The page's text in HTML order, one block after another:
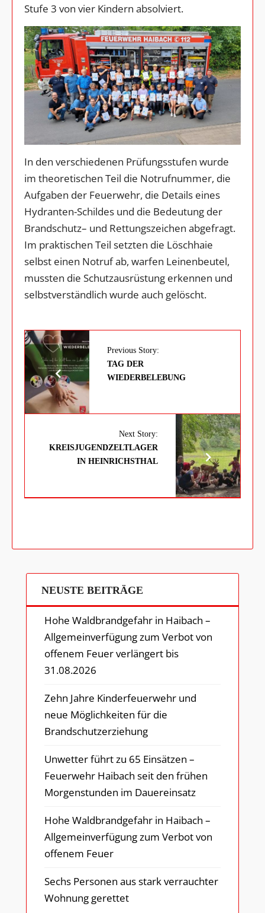
Stufe 3 von vier Kindern absolviert.
In den verschiedenen Prüfungsstufen wurde
im theoretischen Teil die Notrufnummer, die
Aufgaben der Feuerwehr, die Details eines
Hydranten-Schildes und die Bedeutung der
Brandschutz– und Rettungszeichen abgefragt.
Im praktischen Teil setzten die Löschhaie
selbst einen Notruf ab, warfen Leinenbeutel,
mussten die Schutzausrüstung erkennen und
selbstverständlich wurde auch gelöscht.
Previous Story:
TAG DER
WIEDERBELEBUNG
Next Story:
KREISJUGENDZELTLAGER
IN HEINRICHSTHAL
NEUSTE BEITRÄGE
Hohe Waldbrandgefahr in Haibach –
Allgemeinverfügung zum Verbot von
offenem Feuer verlängert bis
31.08.2026
Zehn Jahre Kinderfeuerwehr und
neue Möglichkeiten für die
Brandschutzerziehung
Unwetter führt zu 65 Einsätzen –
Feuerwehr Haibach seit den frühen
Morgenstunden im Dauereinsatz
Hohe Waldbrandgefahr in Haibach –
Allgemeinverfügung zum Verbot von
offenem Feuer
Sechs Personen aus stark verrauchter
Wohnung gerettet